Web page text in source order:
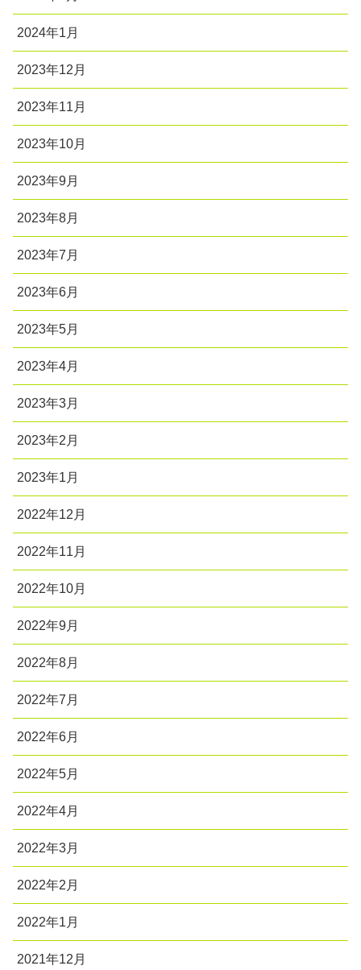
2024年1月
2023年12月
2023年11月
2023年10月
2023年9月
2023年8月
2023年7月
2023年6月
2023年5月
2023年4月
2023年3月
2023年2月
2023年1月
2022年12月
2022年11月
2022年10月
2022年9月
2022年8月
2022年7月
2022年6月
2022年5月
2022年4月
2022年3月
2022年2月
2022年1月
2021年12月